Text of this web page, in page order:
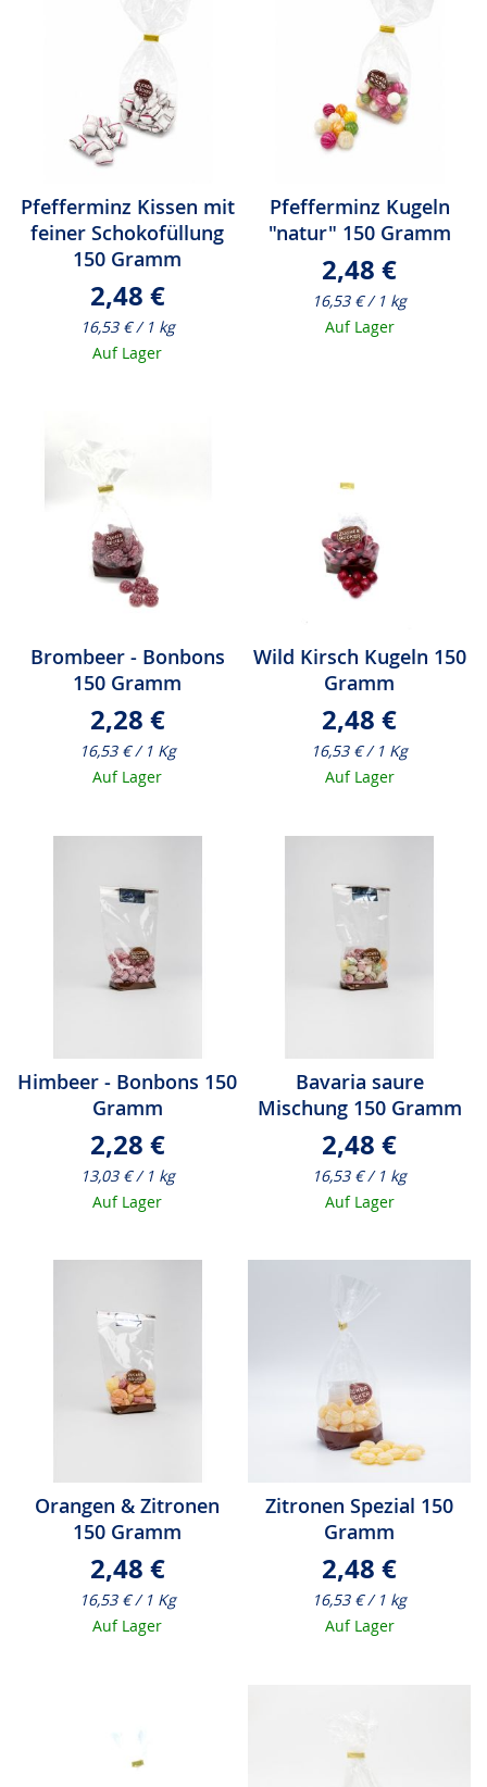
Pfefferminz Kissen mit
feiner Schokofüllung
150 Gramm
2,48 €
16,53 € / 1 kg
Auf Lager
Pfefferminz Kugeln
"natur" 150 Gramm
2,48 €
16,53 € / 1 kg
Auf Lager
Brombeer - Bonbons
150 Gramm
2,28 €
16,53 € / 1 Kg
Auf Lager
Wild Kirsch Kugeln 150
Gramm
2,48 €
16,53 € / 1 Kg
Auf Lager
Himbeer - Bonbons 150
Gramm
2,28 €
13,03 € / 1 kg
Auf Lager
Bavaria saure
Mischung 150 Gramm
2,48 €
16,53 € / 1 kg
Auf Lager
Orangen & Zitronen
150 Gramm
2,48 €
16,53 € / 1 Kg
Auf Lager
Zitronen Spezial 150
Gramm
2,48 €
16,53 € / 1 kg
Auf Lager